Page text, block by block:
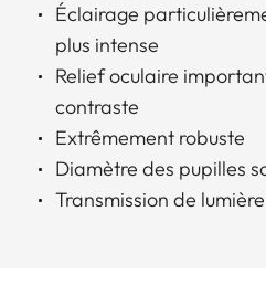
Éclairage
plus intense
Relief oculaire
contraste
Extrêmement robuste
Diamètre des pupilles
Transmission de